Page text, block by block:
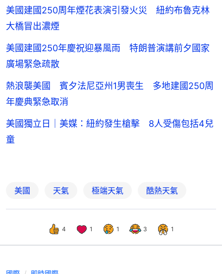
美國建國250周年煙花表演引發火災 紐約布魯克林
大橋冒出濃煙
美國建國250年慶祝迎暴風雨 特朗普演講前夕國家
廣場緊急疏散
熱浪襲美國 賓夕法尼亞州1男喪生 多地建國250周
年慶典緊急取消
美國獨立日｜美媒：紐約發生槍擊 8人受傷包括4兒
童
美國 天氣 極端天氣 酷熱天氣
4 1 1 3 1